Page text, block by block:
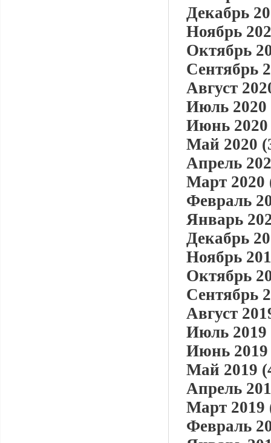
Декабрь
Ноябрь
Октябрь
Сентябрь
Август
Июль 2020
Июнь 2020
Май 2020
Апрель
Март 2020
Февраль
Январь
Декабрь
Ноябрь
Октябрь
Сентябрь
Август
Июль 2019
Июнь 2019
Май 2019
Апрель
Март 2019
Февраль